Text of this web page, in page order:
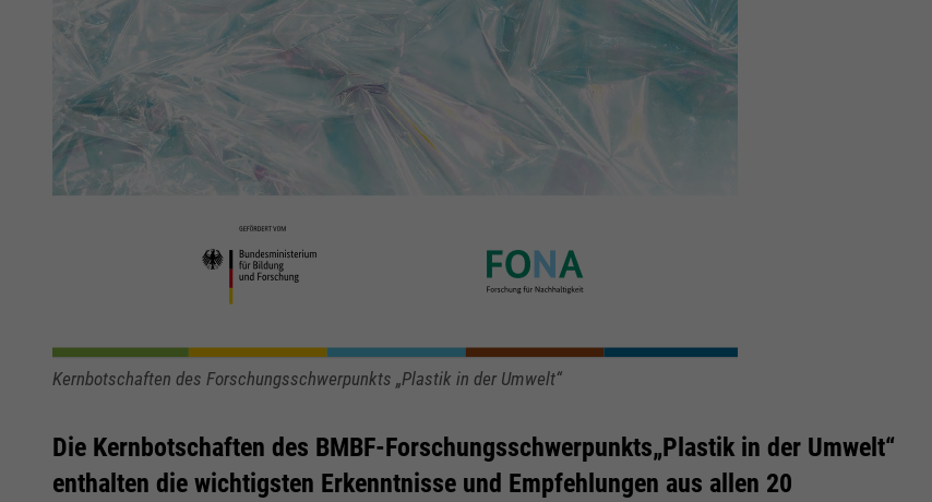
Kernbotschaften des Forschungsschwerpunkts „Plastik in der Umwelt“
Die Kernbotschaften des BMBF-Forschungsschwerpunkts„Plastik in der Umwelt“
enthalten die wichtigsten Erkenntnisse und Empfehlungen aus allen 20
Notwendig
Notwendig